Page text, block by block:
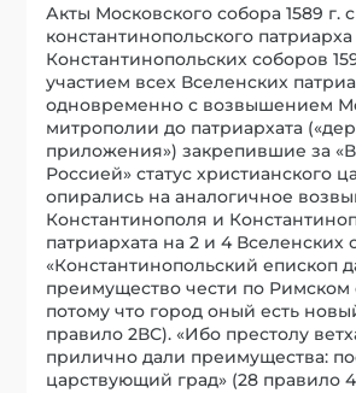
Акты Московского собора 1589 г.
константинопольского
Константинопольских соборов
участием всех Вселенских
одновременно с возвышением
митрополии до патриархата
приложения») закрепившие за
Россией» статус христианского
опирались на аналогичное
Константинополя и
патриархата на 2 и 4 Вселенских
«Константинопольский епископ
преимущество чести по Римском
потому что город оный есть
правило 2ВС). «Ибо престолу
прилично дали преимущества:
царствующий град» (28 правило